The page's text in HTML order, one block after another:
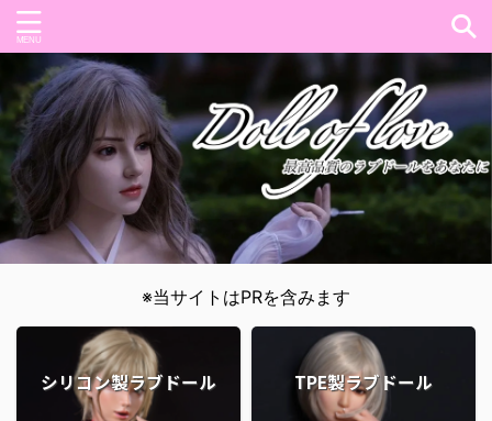
※当サイトはPRを含みます
シリコン製ラブドール TPE製ラブドール